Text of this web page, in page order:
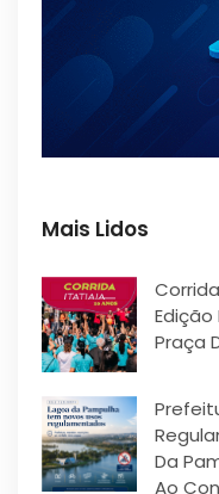
Mais Lidos
Praça
Da
Ao